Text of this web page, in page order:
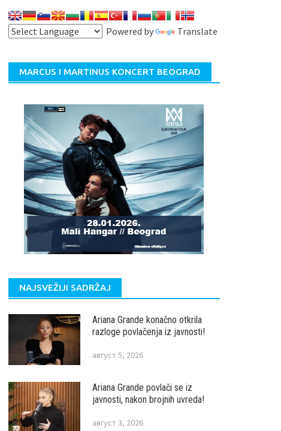
Powered by Translate
MARCUS I MARTINUS KONCERT BEOGRAD
NAJSVEŽIJI SADRŽAJ
Ariana Grande konačno otkrila
razloge povlačenja iz javnosti!
август 5, 2026
Ariana Grande povlači se iz
javnosti, nakon brojnih uvreda!
август 3, 2026